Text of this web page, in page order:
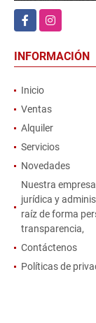
FacebookInstagram
INFORMACIÓN
Inicio
Ventas
Alquiler
Servicios
Novedades
Nuestra
jurídica y
raíz de forma
transparencia,
Contáctenos
Políticas de